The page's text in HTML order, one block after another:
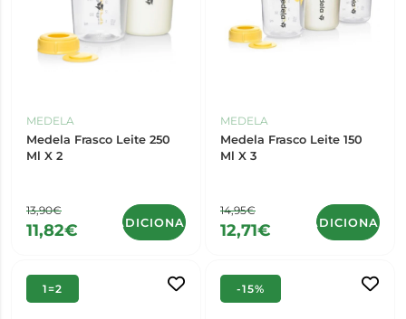
MEDELA
Medela Frasco Leite 250
Ml X 2
13,90€
11,82€ ADICIONAR
MEDELA
Medela Frasco Leite 150
Ml X 3
14,95€
12,71€ ADICIONAR
1=2 -15%